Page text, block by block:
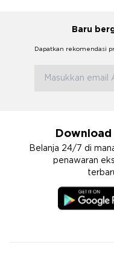
Baru
Dapatkan rekomendasi
Belanja 24/7 di
penawaran